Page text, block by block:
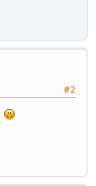
#2